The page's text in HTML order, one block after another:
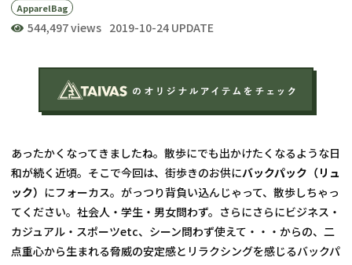
ApparelBag
544,497 views 2019-10-24 UPDATE
あったかくなってきましたね。散歩にでも出かけたくなるような日
和が続く近頃。そこで今回は、街歩きのお供にバックパック（リュ
ック） にフォーカス。がっつり背負い込んじゃって、散歩しちゃっ
てください。社会人・学生・男女問わず。さらにさらにビジネス・
カジュアル・スポーツetc、シーン問わず使えて・・・からの、二
点重心から生まれる脅威の安定感とリラクシングを感じるバックパ